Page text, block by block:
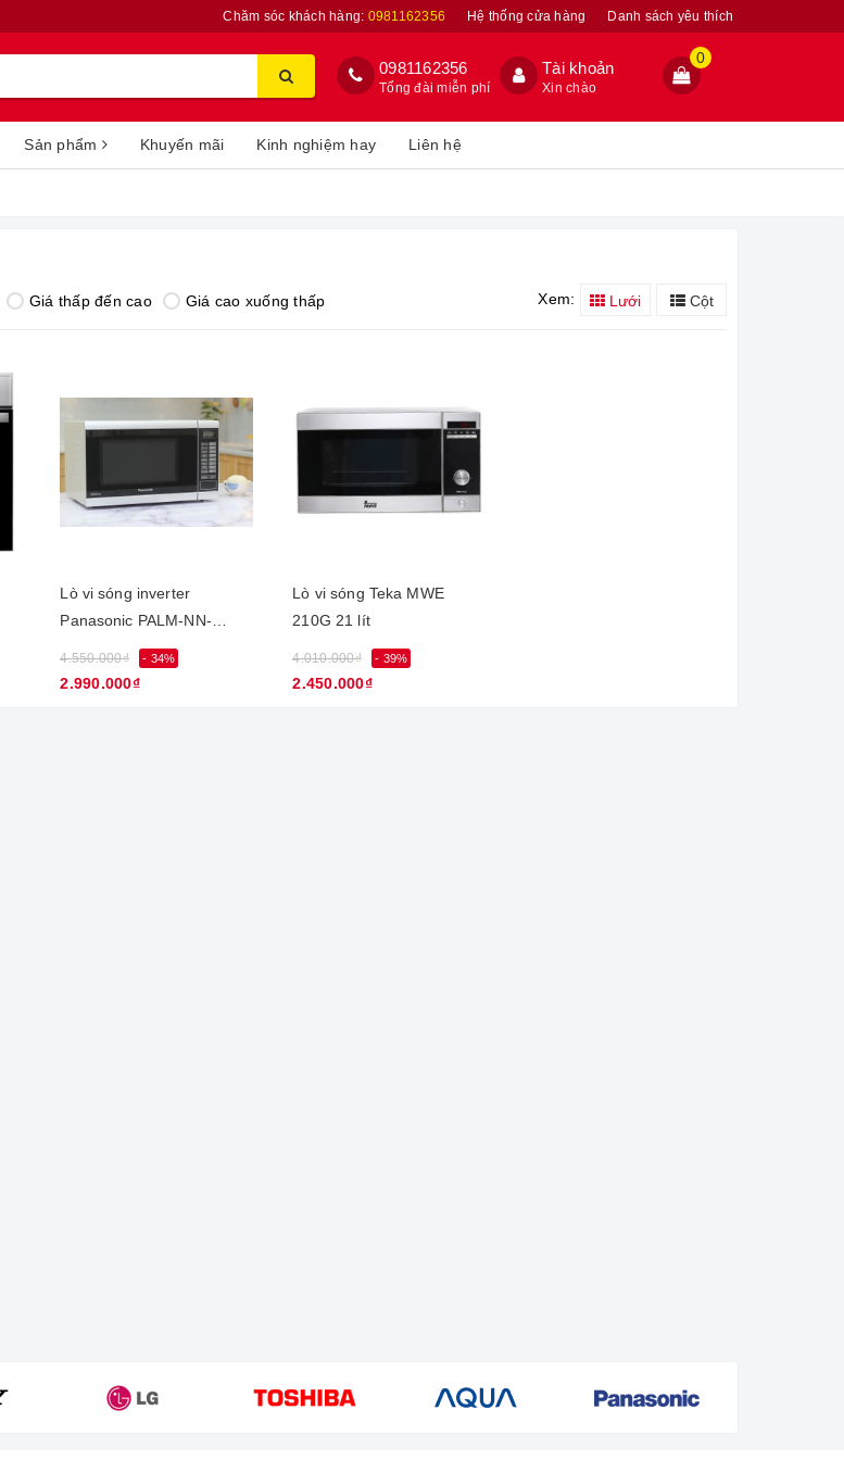
Chăm sóc khách hàng: 0981162356 Hệ thống cửa hàng Danh sách yêu thích
0981162356
Tổng đài miễn phí
Tài khoản
Xin chào
0
Sản phẩm Khuyến mãi Kinh nghiệm hay Liên hệ
Giá thấp đến cao Giá cao xuống thấp Xem: Lưới Cột
Lò vi sóng inverter
Panasonic PALM-NN-
ST651MYUE 32 lít
4.550.000₫ - 34%
2.990.000₫
Lò vi sóng Teka MWE
210G 21 lít
4.010.000₫ - 39%
2.450.000₫